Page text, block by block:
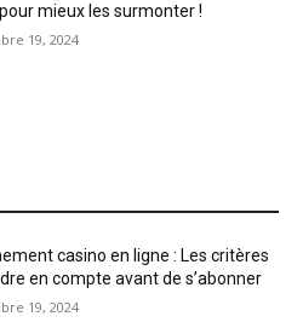
mieux les surmonter !
19, 2024
casino en ligne : Les critères
en compte avant de s’abonner
19, 2024